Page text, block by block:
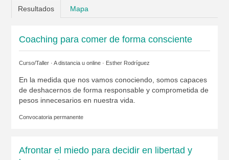
Resultados Mapa
Coaching para comer de forma consciente
Curso/Taller · A distancia u online · Esther Rodríguez
En la medida que nos vamos conociendo, somos capaces
de deshacernos de forma responsable y comprometida de
pesos innecesarios en nuestra vida.
Convocatoria permanente
Afrontar el miedo para decidir en libertad y